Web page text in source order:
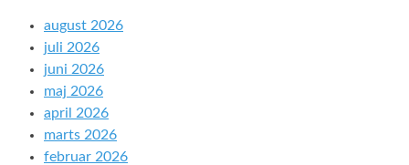
august 2026
juli 2026
juni 2026
maj 2026
april 2026
marts 2026
februar 2026